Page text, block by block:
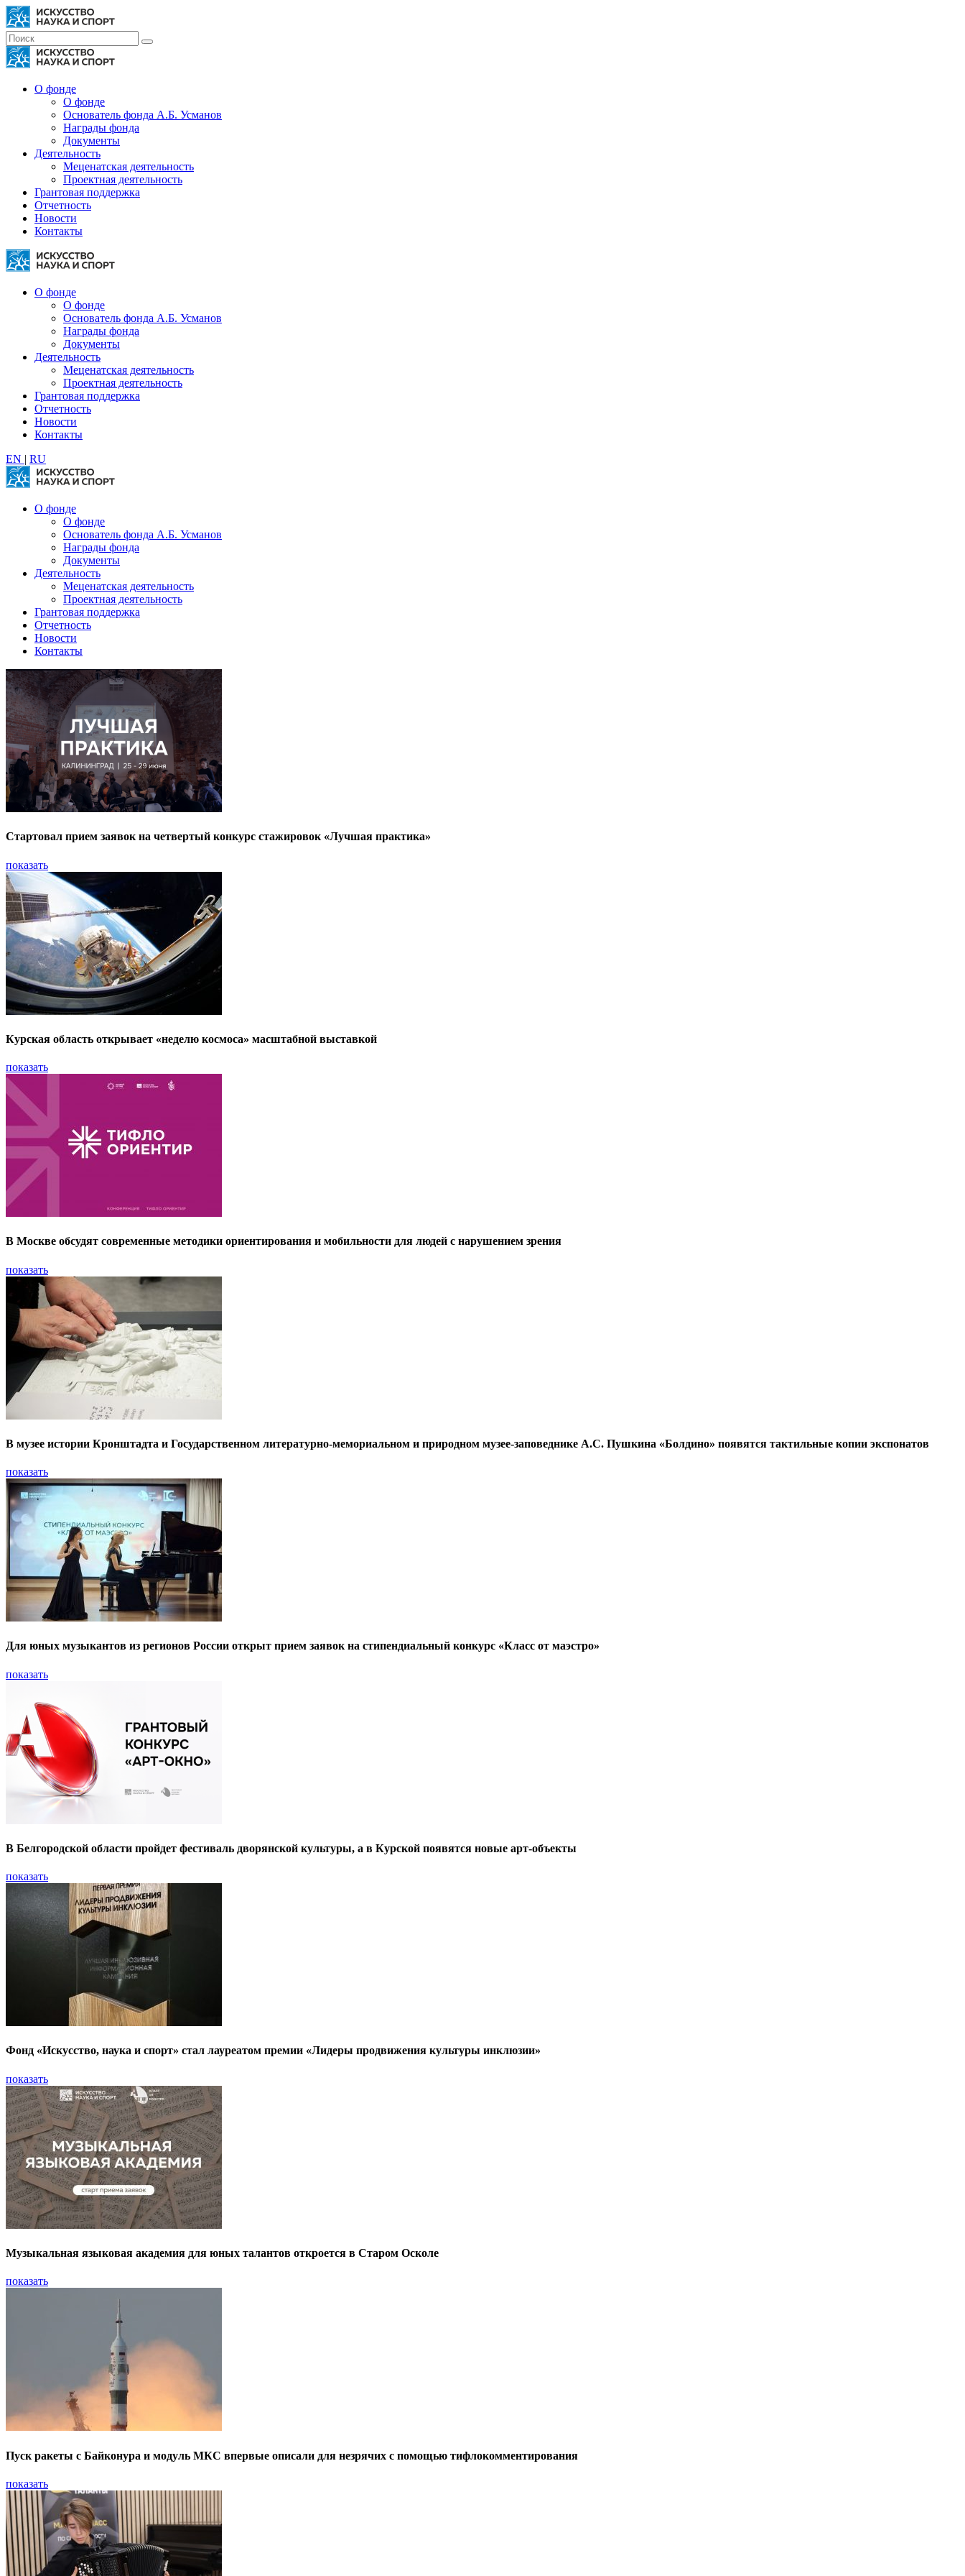
О фонде
О фонде
Основатель фонда А.Б. Усманов
Награды фонда
Документы
Деятельность
Меценатская деятельность
Проектная деятельность
Грантовая поддержка
Отчетность
Новости
Контакты
О фонде
О фонде
Основатель фонда А.Б. Усманов
Награды фонда
Документы
Деятельность
Меценатская деятельность
Проектная деятельность
Грантовая поддержка
Отчетность
Новости
Контакты
EN | RU
О фонде
О фонде
Основатель фонда А.Б. Усманов
Награды фонда
Документы
Деятельность
Меценатская деятельность
Проектная деятельность
Грантовая поддержка
Отчетность
Новости
Контакты
Стартовал прием заявок на четвертый конкурс стажировок «Лучшая практика»
показать
Курская область открывает «неделю космоса» масштабной выставкой
показать
В Москве обсудят современные методики ориентирования и мобильности для людей с нарушением зрения
показать
В музее истории Кронштадта и Государственном литературно-мемориальном и природном музее-заповеднике А.С. Пушкина «Болдино» появятся тактильные копии экспонатов
показать
Для юных музыкантов из регионов России открыт прием заявок на стипендиальный конкурс «Класс от маэстро»
показать
В Белгородской области пройдет фестиваль дворянской культуры, а в Курской появятся новые арт-объекты
показать
Фонд «Искусство, наука и спорт» стал лауреатом премии «Лидеры продвижения культуры инклюзии»
показать
Музыкальная языковая академия для юных талантов откроется в Старом Осколе
показать
Пуск ракеты с Байконура и модуль МКС впервые описали для незрячих с помощью тифлокомментирования
показать